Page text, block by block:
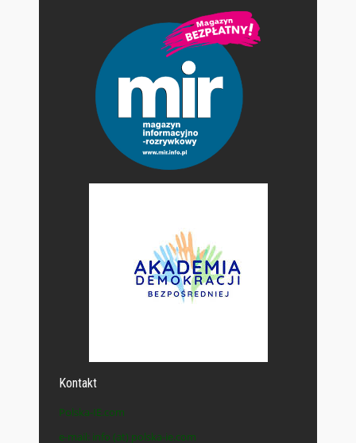
Kontakt
Polska-IE.com
e-mail: info (at) polska-ie.com